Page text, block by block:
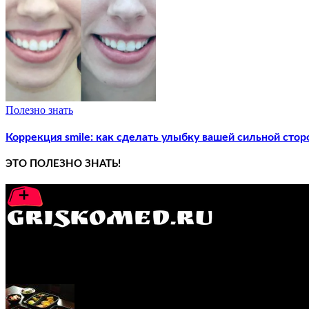
Полезно знать
Коррекция smile: как сделать улыбку вашей сильной
ЭТО ПОЛЕЗНО ЗНАТЬ!